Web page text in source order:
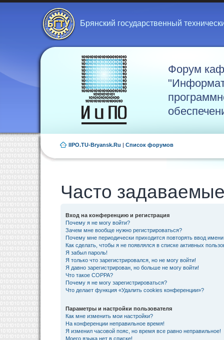
Брянский государственный
Форум
IIPO.TU-Bryansk.Ru | Список форумов
Часто
Вход на конференцию и регистрация
Почему я не могу войти?
Зачем мне вообще нужно регистрироваться?
Почему мне периодически приходится повторять ввод
Как сделать, чтобы я не появлялся в списке активных
Я забыл пароль!
Я только что зарегистрировался, но не могу войти!
Я давно зарегистрирован, но больше не могу войти!
Что такое COPPA?
Почему я не могу зарегистрироваться?
Что делает функция «Удалить cookies конференции»?
Параметры и настройки пользователя
Как мне изменить мои настройки?
На конференции неправильное время!
Я изменил часовой пояс, но время все равно неправильное!
Моего языка нет в списке!